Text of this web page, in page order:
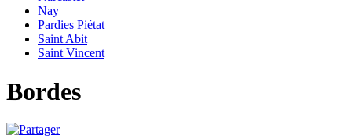
Nay
Pardies Piétat
Saint Abit
Saint Vincent
Bordes